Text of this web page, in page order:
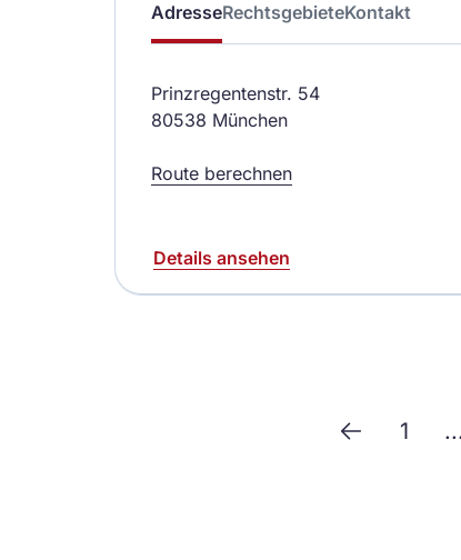
AdresseRechtsgebieteKontakt
Prinzregentenstr. 54
80538 München
Route berechnen
Details ansehen
1